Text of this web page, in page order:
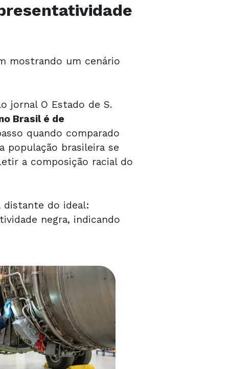
mostrando um cenário
jornal O Estado de S.
Brasil é de
quando comparado
população brasileira se
a composição racial do
distante do ideal:
negra, indicando